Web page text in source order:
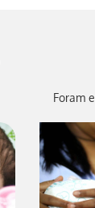
Foram